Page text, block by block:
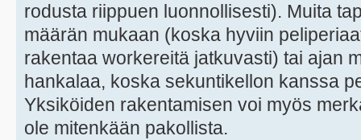
rodusta riippuen luonnollisesti). Muita
määrän mukaan (koska hyviin
rakentaa workereitä jatkuvasti) tai ajan
hankalaa, koska sekuntikellon kanssa
Yksiköiden rakentamisen voi myös
ole mitenkään pakollista.